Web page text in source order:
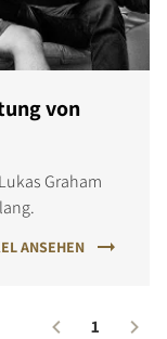
von
Graham
ANSEHEN
1